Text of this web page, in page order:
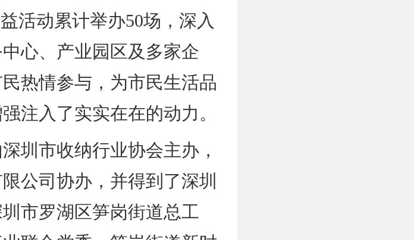
活动累计举办50场，深入
心、产业园区及多家企
热情参与，为市民生活品
注入了实实在在的动力。
市收纳行业协会主办，
公司协办，并得到了深圳
市罗湖区笋岗街道总工